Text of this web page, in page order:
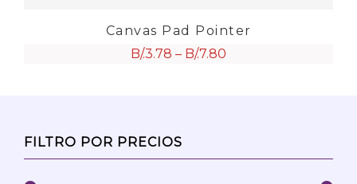
Canvas Pad Pointer
B/.3.78 – B/.7.80
FILTRO POR PRECIOS